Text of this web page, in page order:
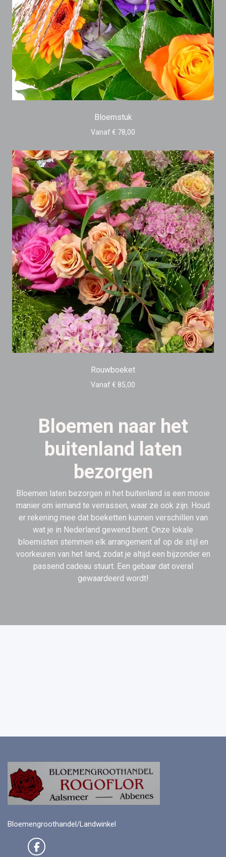
Bloemstuk
Vanaf € 78,00
Rouwboeket
Vanaf € 85,00
Bloemen naar het
buitenland laten
bezorgen
Bloemen laten bezorgen in het buitenland is een mooie
manier om iemand te verrassen, waar ze ook zijn. Houd
er rekening mee dat boeketten kunnen verschillen van
wat je in Nederland gewend bent. Onze lokale
bloemisten stemmen elk arrangement af op de stijl en
voorkeuren van het land, zodat je altijd een bijzonder en
passend cadeau stuurt. Een gebaar dat overal
gewaardeerd wordt!
Bloemengroothandel/Landwinkel